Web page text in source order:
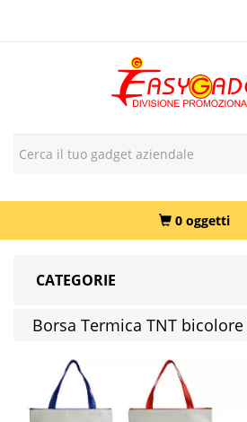
0 oggetti
CATEGORIE
Borsa Termica TNT